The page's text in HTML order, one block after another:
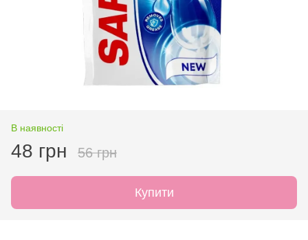
В наявності
48 грн 56 грн
Купити